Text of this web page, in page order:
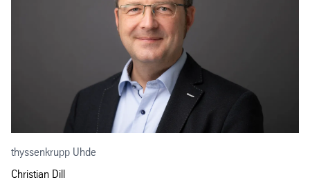
thyssenkrupp Uhde
Christian Dill